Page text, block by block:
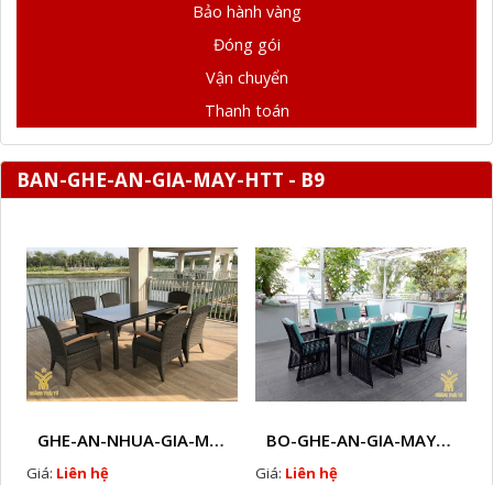
Bảo hành vàng
Đóng gói
Vận chuyển
Thanh toán
BAN-GHE-AN-GIA-MAY-HTT - B9
GHE-AN-NHUA-GIA-MAY-HTT - B37
Giá: Liên hệ
BO-GHE-AN-GIA-MAY- HTT - B33
Giá: Liên hệ